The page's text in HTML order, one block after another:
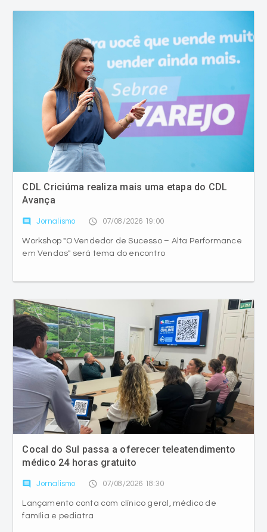
CDL Criciúma realiza mais uma etapa do CDL
Avança
comment Jornalismo access_time 07/08/2026 19:00
Workshop "O Vendedor de Sucesso – Alta Performance
em Vendas" será tema do encontro
Cocal do Sul passa a oferecer teleatendimento
médico 24 horas gratuito
comment Jornalismo access_time 07/08/2026 18:30
Lançamento conta com clínico geral, médico de
família e pediatra